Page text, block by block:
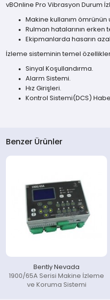
vBOnline Pro Vibrasyon Durum
Makine kullanım ömrünün
Rulman hatalarının erken
Ekipmanlarda hasarın
İzleme sisteminin temel
Sinyal Koşullandırma.
Alarm Sistemi.
Hız Girişleri.
Kontrol Sistemi(DCS)
Benzer Ürünler
Bently Nevada
1900/65A Serisi Makine İzleme
ve Koruma Sistemi